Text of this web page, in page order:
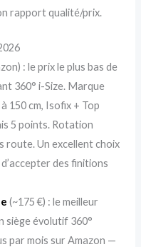
rapport qualité/prix.
: le prix le plus bas de
360° i-Size. Marque
150 cm, Isofix + Top
5 points. Rotation
route. Un excellent choix
des finitions
(~175 €) : le meilleur
évolutif 360°
par mois sur Amazon —